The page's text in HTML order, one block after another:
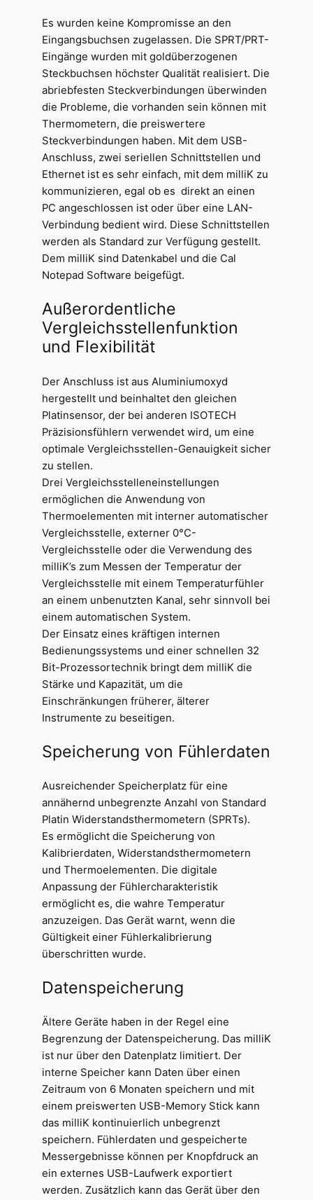
Es wurden keine Kompromisse an den
Eingangsbuchsen zugelassen. Die SPRT/PRT-
Eingänge wurden mit goldüberzogenen
Steckbuchsen höchster Qualität realisiert. Die
abriebfesten Steckverbindungen überwinden
die Probleme, die vorhanden sein können mit
Thermometern, die preiswertere
Steckverbindungen haben. Mit dem USB-
Anschluss, zwei seriellen Schnittstellen und
Ethernet ist es sehr einfach, mit dem milliK zu
kommunizieren, egal ob es direkt an einen
PC angeschlossen ist oder über eine LAN-
Verbindung bedient wird. Diese Schnittstellen
werden als Standard zur Verfügung gestellt.
Dem milliK sind Datenkabel und die Cal
Notepad Software beigefügt.
Außerordentliche
Vergleichsstellenfunktion
und Flexibilität
Der Anschluss ist aus Aluminiumoxyd
hergestellt und beinhaltet den gleichen
Platinsensor, der bei anderen ISOTECH
Präzisionsfühlern verwendet wird, um eine
optimale Vergleichsstellen-Genauigkeit sicher
zu stellen.
Drei Vergleichsstelleneinstellungen
ermöglichen die Anwendung von
Thermoelementen mit interner automatischer
Vergleichsstelle, externer 0°C-
Vergleichsstelle oder die Verwendung des
milliK’s zum Messen der Temperatur der
Vergleichsstelle mit einem Temperaturfühler
an einem unbenutzten Kanal, sehr sinnvoll bei
einem automatischen System.
Der Einsatz eines kräftigen internen
Bedienungssystems und einer schnellen 32
Bit-Prozessortechnik bringt dem milliK die
Stärke und Kapazität, um die
Einschränkungen früherer, älterer
Instrumente zu beseitigen.
Speicherung von Fühlerdaten
Ausreichender Speicherplatz für eine
annähernd unbegrenzte Anzahl von Standard
Platin Widerstandsthermometern (SPRTs).
Es ermöglicht die Speicherung von
Kalibrierdaten, Widerstandsthermometern
und Thermoelementen. Die digitale
Anpassung der Fühlercharakteristik
ermöglicht es, die wahre Temperatur
anzuzeigen. Das Gerät warnt, wenn die
Gültigkeit einer Fühlerkalibrierung
überschritten wurde.
Datenspeicherung
Ältere Geräte haben in der Regel eine
Begrenzung der Datenspeicherung. Das milliK
ist nur über den Datenplatz limitiert. Der
interne Speicher kann Daten über einen
Zeitraum von 6 Monaten speichern und mit
einem preiswerten USB-Memory Stick kann
das milliK kontinuierlich unbegrenzt
speichern. Fühlerdaten und gespeicherte
Messergebnisse können per Knopfdruck an
ein externes USB-Laufwerk exportiert
werden. Zusätzlich kann das Gerät über den